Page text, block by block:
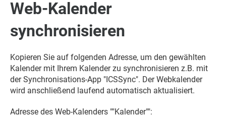
Web-Kalender
synchronisieren
Kopieren Sie auf folgenden Adresse, um den gewählten
Kalender mit Ihrem Kalender zu synchronisieren z.B. mit
der Synchronisations-App "ICSSync". Der Webkalender
wird anschließend laufend automatisch aktualisiert.
Adresse des Web-Kalenders ""Kalender"":